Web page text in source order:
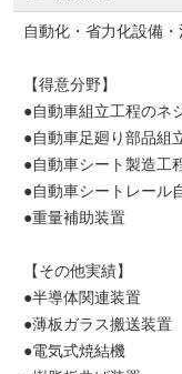
自動化・省力化設備
【得意分野】
●自動車組立工程のネ
●自動車足廻り部品組
●自動車シート製造工
●自動車シートレール
●重量補助装置
【その他実績】
●半導体関連装置
●薄板ガラス搬送装置
●電気式焼結機